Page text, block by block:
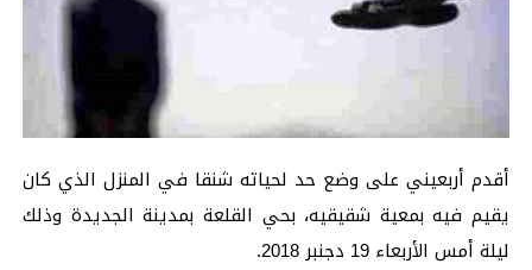
أقدم أربعيني على وضع حد لحياته شنقا في المنزل الذي كان
يقيم فيه بمعية شقيقيه، بحي القلعة بمدينة الجديدة وذلك
ليلة أمس الأربعاء 19 دجنبر 2018.